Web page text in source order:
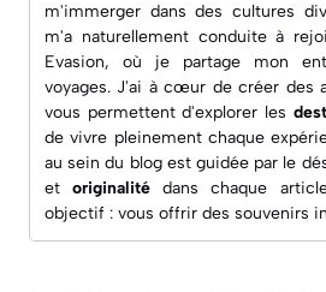
m'immerger dans des cultures
m'a naturellement conduite à
Evasion, où je partage mon
voyages. J'ai à cœur de créer des
vous permettent d'explorer les
de vivre pleinement chaque
au sein du blog est guidée par le
etoriginalité dans chaque
objectif : vous offrir des souvenirs